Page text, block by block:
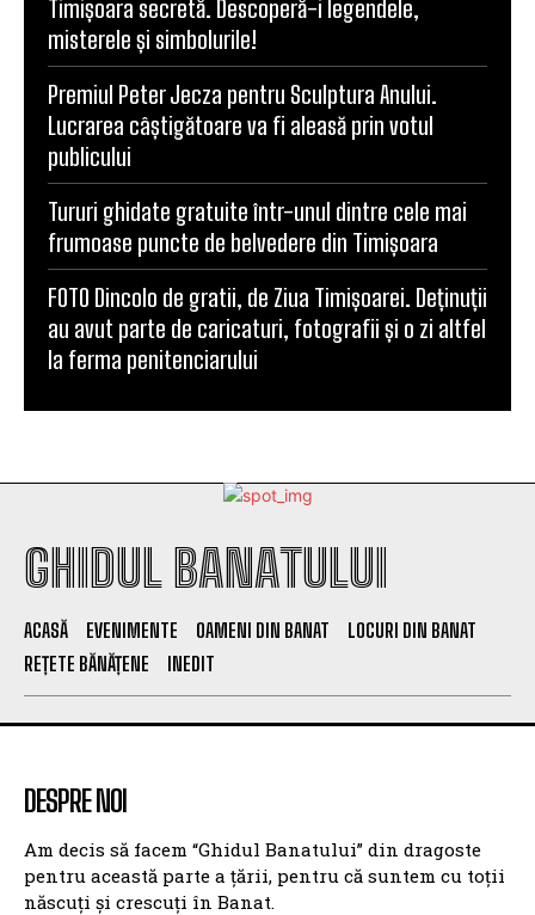
Timișoara secretă. Descoperă-i legendele,
misterele și simbolurile!
Premiul Peter Jecza pentru Sculptura Anului.
Lucrarea câștigătoare va fi aleasă prin votul
publicului
Tururi ghidate gratuite într-unul dintre cele mai
frumoase puncte de belvedere din Timișoara
FOTO Dincolo de gratii, de Ziua Timișoarei. Deținuții
au avut parte de caricaturi, fotografii și o zi altfel
la ferma penitenciarului
GHIDUL BANATULUI
ACASĂ EVENIMENTE OAMENI DIN BANAT
LOCURI DIN BANAT
REȚETE BĂNĂȚENE
INEDIT
DESPRE NOI
Am decis să facem “Ghidul Banatului” din dragoste
pentru această parte a țării, pentru că suntem cu toții
născuți și crescuți în Banat.